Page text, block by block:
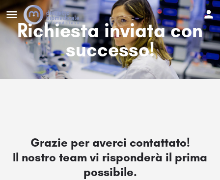
Richiesta inviata con
successo!
Grazie per averci contattato!
Il nostro team vi risponderà il prima
possibile.